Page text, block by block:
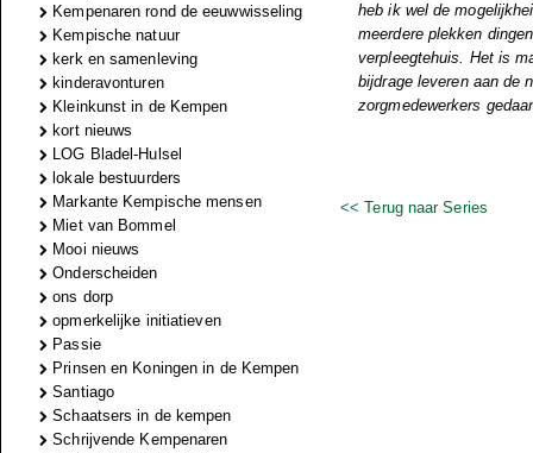
Kempenaren rond de eeuwwisseling
Kempische natuur
kerk en samenleving
kinderavonturen
Kleinkunst in de Kempen
kort nieuws
LOG Bladel-Hulsel
lokale bestuurders
Markante Kempische mensen
Miet van Bommel
Mooi nieuws
Onderscheiden
ons dorp
opmerkelijke initiatieven
Passie
Prinsen en Koningen in de Kempen
Santiago
Schaatsers in de kempen
Schrijvende Kempenaren
heb ik wel de
meerdere plekken
verpleegtehuis. Het is
bijdrage leveren aan de
zorgmedewerkers
<< Terug naar Series